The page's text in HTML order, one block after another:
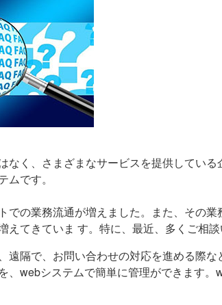
なく、さまざまなサービスを提供してい
ムです。
での業務流通が増えました。また、その
えてきていま す。特に、最近、多くご相
遠隔で、お問い合わせの対応を進める際
、webシステムで簡単に管理ができます